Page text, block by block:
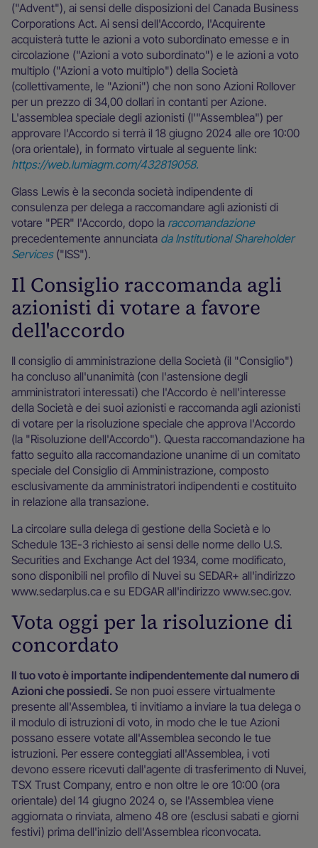
("Advent"), ai sensi delle disposizioni del Canada Business
Corporations Act. Ai sensi dell'Accordo, l'Acquirente
acquisterà tutte le azioni a voto subordinato emesse e in
circolazione ("Azioni a voto subordinato") e le azioni a voto
multiplo ("Azioni a voto multiplo") della Società
(collettivamente, le "Azioni") che non sono Azioni Rollover
per un prezzo di 34,00 dollari in contanti per Azione.
L'assemblea speciale degli azionisti (l'"Assemblea") per
approvare l'Accordo si terrà il 18 giugno 2024 alle ore 10:00
(ora orientale), in formato virtuale al seguente link:
https://web.lumiagm.com/432819058.
Glass Lewis è la seconda società indipendente di
consulenza per delega a raccomandare agli azionisti di
votare "PER" l'Accordo, dopo la raccomandazione
precedentemente annunciata da Institutional Shareholder
Services("ISS").
Il Consiglio raccomanda agli
azionisti di votare a favore
dell'accordo
Il consiglio di amministrazione della Società (il "Consiglio")
ha concluso all'unanimità (con l'astensione degli
amministratori interessati) che l'Accordo è nell'interesse
della Società e dei suoi azionisti e raccomanda agli azionisti
di votare per la risoluzione speciale che approva l'Accordo
(la "Risoluzione dell'Accordo"). Questa raccomandazione ha
fatto seguito alla raccomandazione unanime di un comitato
speciale del Consiglio di Amministrazione, composto
esclusivamente da amministratori indipendenti e costituito
in relazione alla transazione.
La circolare sulla delega di gestione della Società e lo
Schedule 13E-3 richiesto ai sensi delle norme dello U.S.
Securities and Exchange Act del 1934, come modificato,
sono disponibili nel profilo di Nuvei su SEDAR+ all'indirizzo
www.sedarplus.ca e su EDGAR all'indirizzo www.sec.gov.
Vota oggi per la risoluzione di
concordato
Il tuo voto è importante indipendentemente dal numero di
Azioni che possiedi. Se non puoi essere virtualmente
presente all'Assemblea, ti invitiamo a inviare la tua delega o
il modulo di istruzioni di voto, in modo che le tue Azioni
possano essere votate all'Assemblea secondo le tue
istruzioni. Per essere conteggiati all'Assemblea, i voti
devono essere ricevuti dall'agente di trasferimento di Nuvei,
TSX Trust Company, entro e non oltre le ore 10:00 (ora
orientale) del 14 giugno 2024 o, se l'Assemblea viene
aggiornata o rinviata, almeno 48 ore (esclusi sabati e giorni
festivi) prima dell'inizio dell'Assemblea riconvocata.